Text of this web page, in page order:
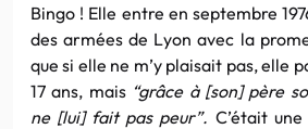
Bingo ! Elle entre en septembre
des armées de Lyon avec la
que si elle ne m’y plaisait pas, elle
17 ans, mais “grâce à [son] père
ne [lui] fait pas peur”. C’était